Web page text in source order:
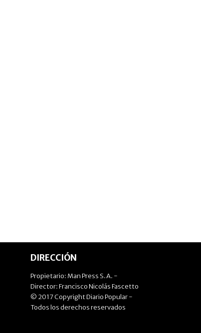
DIRECCIÓN
Propietario: Man Press S.A. -
Director: Francisco Nicolás Fascetto
© 2017 Copyright Diario Popular -
Todos los derechos reservados